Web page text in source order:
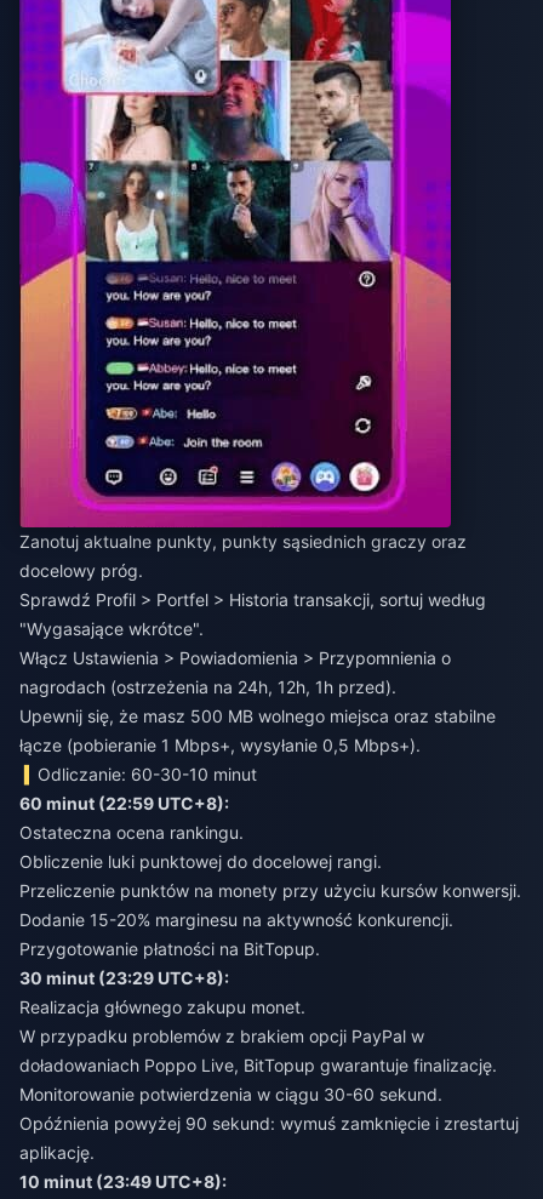
Zanotuj aktualne punkty, punkty sąsiednich graczy oraz
docelowy próg.
Sprawdź Profil > Portfel > Historia transakcji, sortuj według
"Wygasające wkrótce".
Włącz Ustawienia > Powiadomienia > Przypomnienia o
nagrodach (ostrzeżenia na 24h, 12h, 1h przed).
Upewnij się, że masz 500 MB wolnego miejsca oraz stabilne
łącze (pobieranie 1 Mbps+, wysyłanie 0,5 Mbps+).
Odliczanie: 60-30-10 minut
60 minut (22:59 UTC+8):
Ostateczna ocena rankingu.
Obliczenie luki punktowej do docelowej rangi.
Przeliczenie punktów na monety przy użyciu kursów konwersji.
Dodanie 15-20% marginesu na aktywność konkurencji.
Przygotowanie płatności na BitTopup.
30 minut (23:29 UTC+8):
Realizacja głównego zakupu monet.
W przypadku problemów z brakiem opcji PayPal w
doładowaniach Poppo Live, BitTopup gwarantuje finalizację.
Monitorowanie potwierdzenia w ciągu 30-60 sekund.
Opóźnienia powyżej 90 sekund: wymuś zamknięcie i zrestartuj
aplikację.
10 minut (23:49 UTC+8):